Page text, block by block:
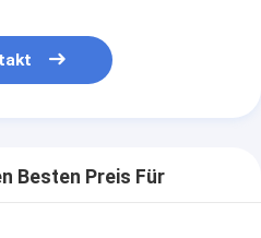
Besten Preis Für